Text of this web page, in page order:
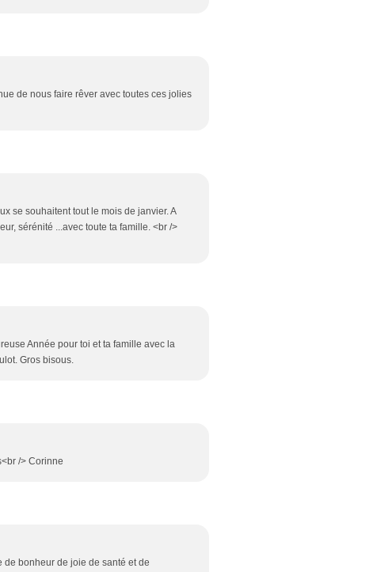
de nous faire rêver avec toutes ces jolies
se souhaitent tout le mois de janvier. A
sérénité ...avec toute ta famille. <br />
Année pour toi et ta famille avec la
Gros bisous.
/> Corinne
bonheur de joie de santé et de